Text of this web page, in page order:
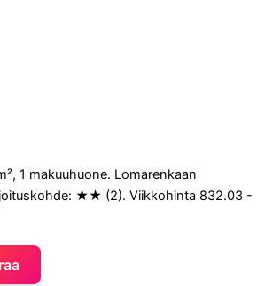
1 makuuhuone. Lomarenkaan
★★ (2). Viikkohinta 832.03 -